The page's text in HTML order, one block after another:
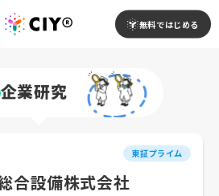
無料ではじめる
企業研究
東証プライム
合設備株式会社